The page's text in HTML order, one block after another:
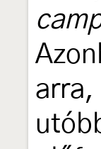
arra,